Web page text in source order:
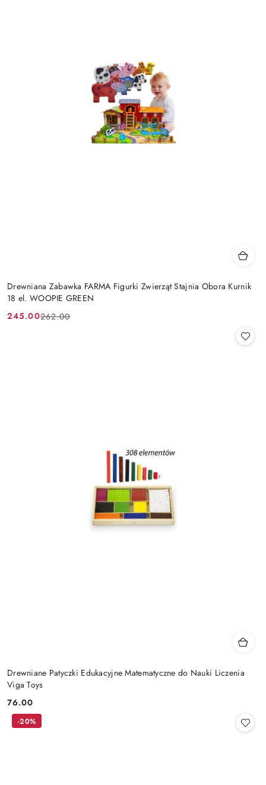
Drewniana Zabawka FARMA Figurki Zwierząt Stajnia Obora Kurnik
18 el. WOOPIE GREEN
Cena
245.00
Cena
262.00
Drewniane Patyczki Edukacyjne Matematyczne do Nauki Liczenia
Viga Toys
Cena:
76.00
-20%